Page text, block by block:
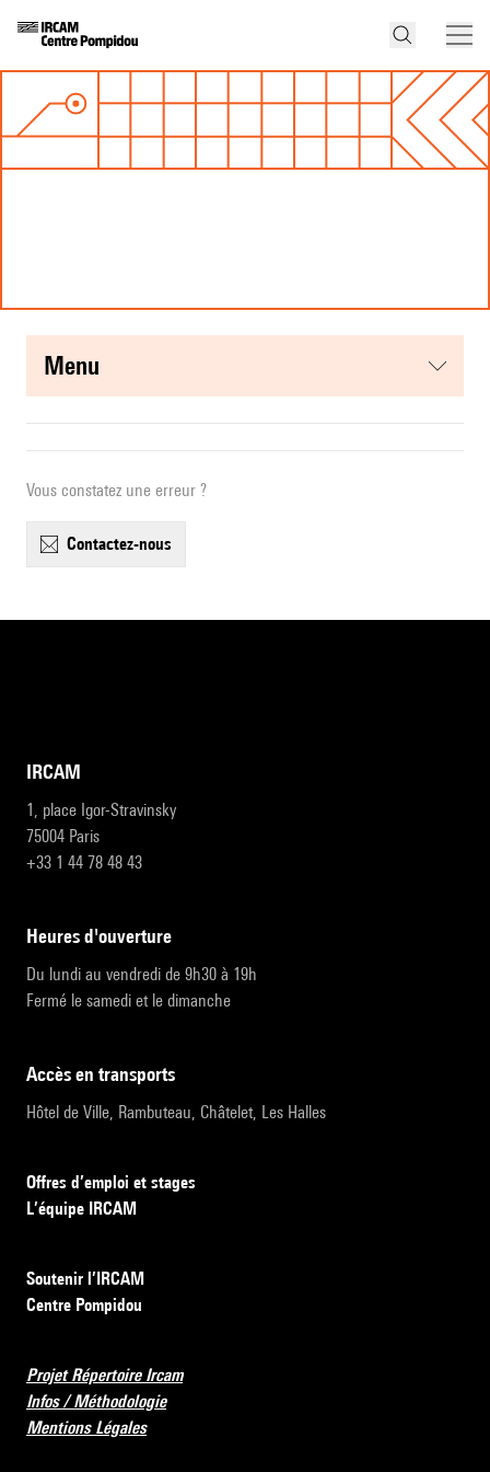
menu
Vous constatez une erreur ?
contactez-nous
IRCAM
1, place Igor-Stravinsky
75004 Paris
+33 1 44 78 48 43
heures d'ouverture
Du lundi au vendredi de 9h30 à 19h
Fermé le samedi et le dimanche
accès en transports
Hôtel de Ville, Rambuteau, Châtelet, Les Halles
Offres d’emploi et stages
L’équipe IRCAM
Soutenir l’IRCAM
Centre Pompidou
Projet Répertoire Ircam
Infos / Méthodologie
Mentions Légales